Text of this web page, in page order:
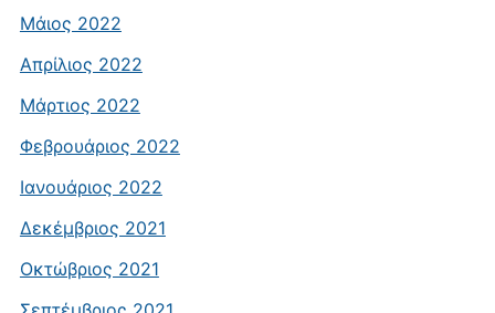
Μάιος 2022
Απρίλιος 2022
Μάρτιος 2022
Φεβρουάριος 2022
Ιανουάριος 2022
Δεκέμβριος 2021
Οκτώβριος 2021